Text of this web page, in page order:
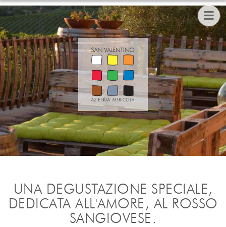
UNA DEGUSTAZIONE SPECIALE,
DEDICATA ALL'AMORE, AL ROSSO
SANGIOVESE.